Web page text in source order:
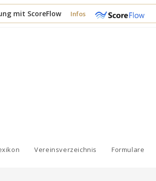
mit ScoreFlow Infos
Vereinsverzeichnis Formulare